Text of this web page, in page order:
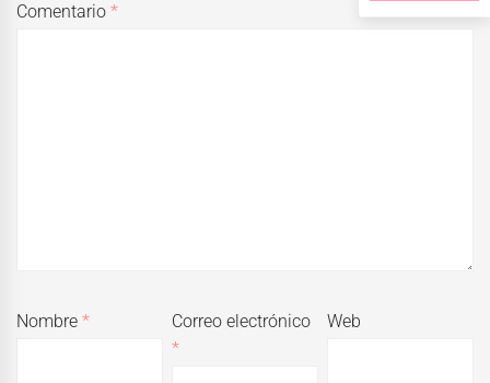
Comentario*
Nombre*
Correo electrónico
*
Web